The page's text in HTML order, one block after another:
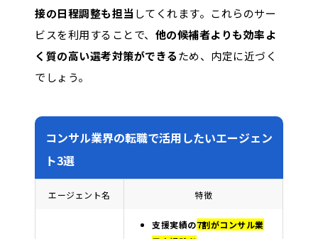
接の日程調整も担当 してくれます。これらのサー
ビスを利用することで、 他の候補者よりも効率よ
く質の高い選考対策ができるため、内定に近づく
でしょう。
コンサル業界の転職で活用したいエージェン
ト3選
エージェント名 特徴
支援実績の7割がコンサル業